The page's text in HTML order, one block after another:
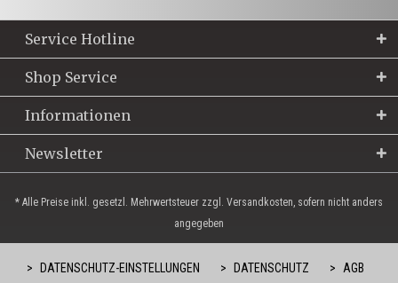
Service Hotline
Shop Service
Informationen
Newsletter
* Alle Preise inkl. gesetzl. Mehrwertsteuer zzgl. Versandkosten, sofern nicht anders
angegeben
DATENSCHUTZ-EINSTELLUNGEN DATENSCHUTZ AGB